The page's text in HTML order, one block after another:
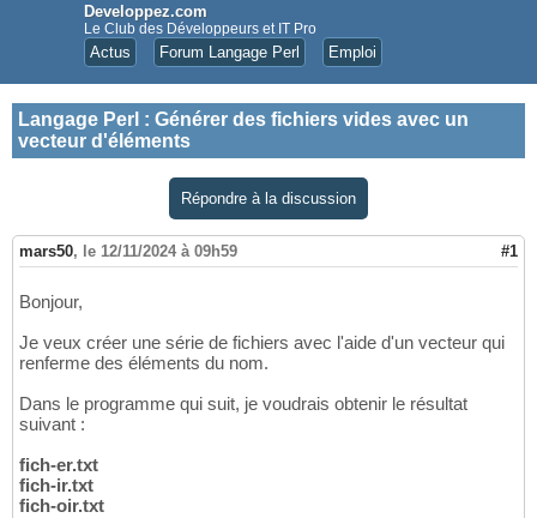
Developpez.com
Le Club des Développeurs et IT Pro
Actus Forum Langage Perl Emploi
Langage Perl : Générer des fichiers vides avec un
vecteur d'éléments
Répondre à la discussion
mars50, le 12/11/2024 à 09h59 #1
Bonjour,
Je veux créer une série de fichiers avec l'aide d'un vecteur qui
renferme des éléments du nom.
Dans le programme qui suit, je voudrais obtenir le résultat
suivant :
fich-er.txt
fich-ir.txt
fich-oir.txt